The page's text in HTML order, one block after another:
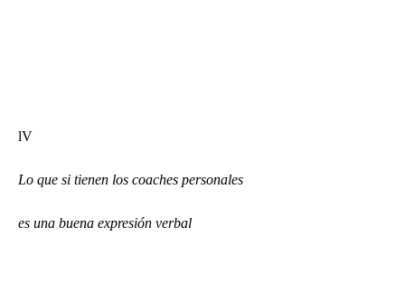
lV
Lo que si tienen los coaches personales
es una buena expresión verbal